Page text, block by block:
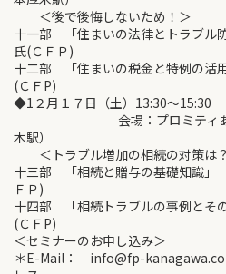
＜後で後悔しないため！＞
十一部 「住まいの法律とトラブル
氏(ＣＦＰ)
十二部 「住まいの税金と特例の活
(ＣＦP)
◆1２月１７日（土）13:30～15:30
会場：プロミティあつぎ
木駅）
＜トラブル増加の相続の対策は
十三部 「相続と贈与の基礎知
ＦＰ)
十四部 「相続トラブルの事例とそ
(ＣＦP)
＜セミナーのお申し込み＞
＊E-Mail： info@fp-